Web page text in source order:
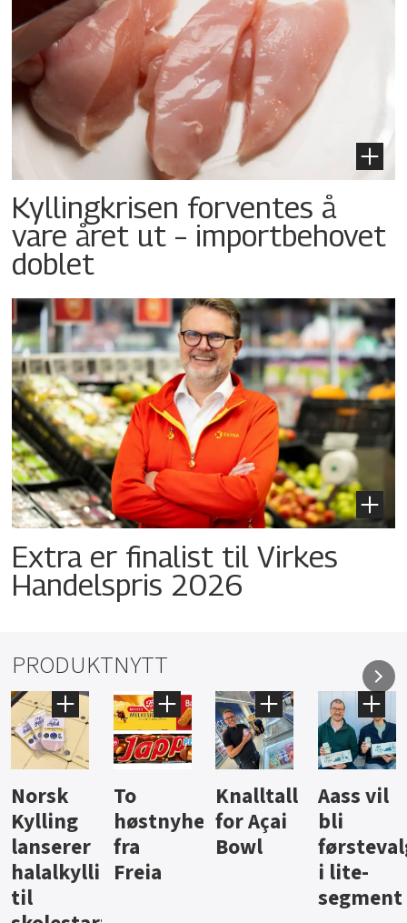
Kyllingkrisen forventes å
vare året ut – importbehovet
doblet
Extra er finalist til Virkes
Handelspris 2026
PRODUKTNYTT
Knalltall
for Açai
Bowl
Aass vil
bli
førstevalg
i lite-
Brus og
jus fra
Berentsen
Hard
iste fra
Hansa